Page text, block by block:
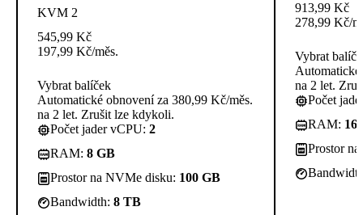
KVM 2
545,99 Kč
197,99 Kč/měs.
Vybrat balíček
Automatické obnovení za 380,99 Kč/měs.
na 2 let. Zrušit lze kdykoli.
Počet jader vCPU: 2
RAM: 8 GB
Prostor na NVMe disku: 100 GB
Bandwidth: 8 TB
913,99 Kč
278,99 Kč/
Vybrat
na 2 let.
Počet
RAM: 16
Prostor